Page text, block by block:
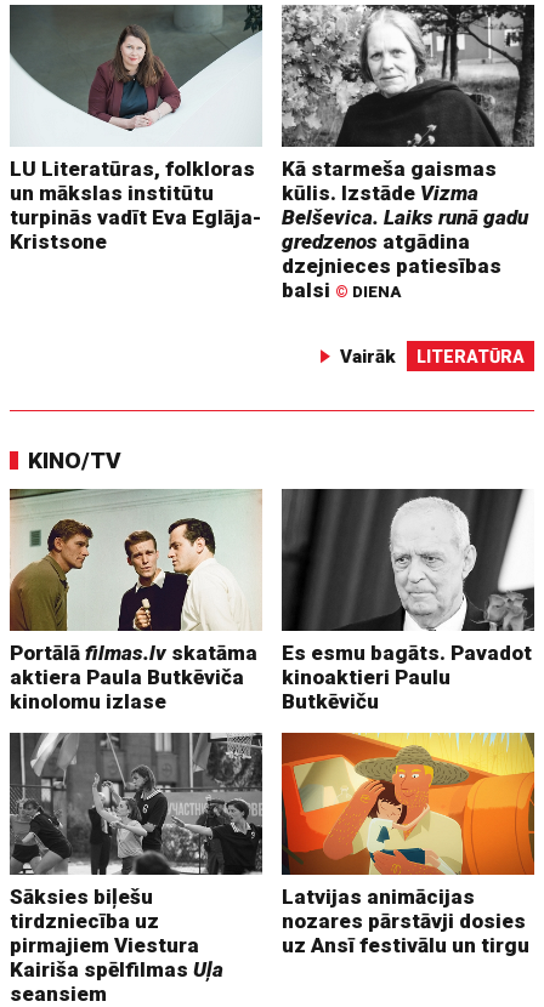
LU Literatūras, folkloras
un mākslas institūtu
turpinās vadīt Eva Eglāja-
Kristsone
Kā starmeša gaismas
kūlis. Izstāde Vizma
Belševica. Laiks runā gadu
gredzenos atgādina
dzejnieces patiesības
balsi © DIENA
Vairāk LITERATŪRA
KINO/TV
Portālāfilmas.lv skatāma
aktiera Paula Butkēviča
kinolomu izlase
Es esmu bagāts. Pavadot
kinoaktieri Paulu
Butkēviču
Sāksies biļešu
tirdzniecība uz
pirmajiem Viestura
Kairiša spēlfilmasUļa
seansiem
Latvijas animācijas
nozares pārstāvji dosies
uz Ansī festivālu un tirgu